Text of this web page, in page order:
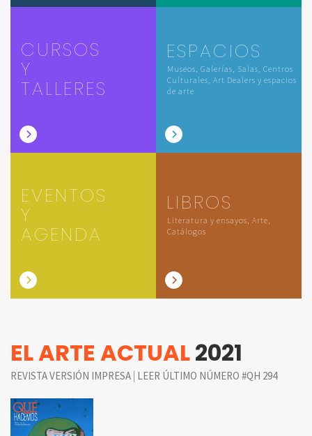
CURSOS
Y
TALLERES
ESPACIOS
Museos, Galerías, Salas, Centros
Culturales, Art Dealers y espacios
de arte
EVENTOS
Y
AGENDA
LIBROS
Literatura y ensayos, Arte,
Catálogos
EL ARTE ACTUAL2021
REVISTA VERSIÓN IMPRESA | LEER ÚLTIMO NÚMERO #QH 294